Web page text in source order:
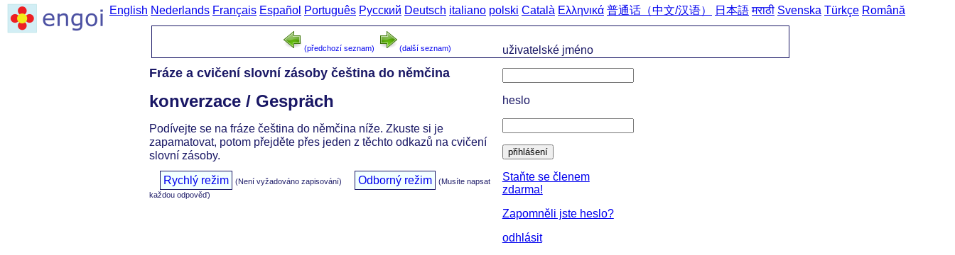
English Nederlands Français Español Português Русский Deutsch italiano polski Català Ελληνικά 普通话（中文/汉语） 日本語 मराठी Svenska Türkçe Română
uživatelské jméno
heslo
přihlášení
Staňte se členem
zdarma!
Zapomněli jste heslo?
odhlásit
(předchozí seznam) (další seznam)
Fráze a cvičení slovní zásoby čeština do němčina
konverzace / Gespräch
Podívejte se na fráze čeština do němčina níže. Zkuste si je
zapamatovat, potom přejděte přes jeden z těchto odkazů na cvičení
slovní zásoby.
Rychlý režim (Není vyžadováno zapisování) Odborný režim
(Musíte napsat
každou odpověď)